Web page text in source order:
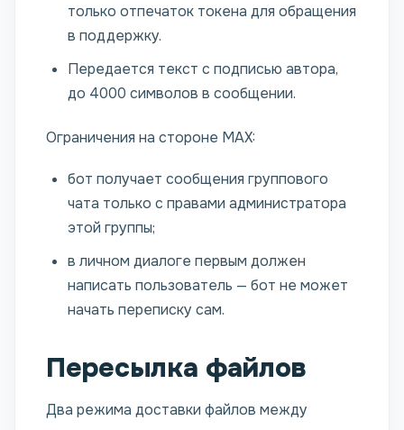
только отпечаток токена для обращения
в поддержку.
Передается текст с подписью автора,
до 4000 символов в сообщении.
Ограничения на стороне MAX:
бот получает сообщения группового
чата только с правами администратора
этой группы;
в личном диалоге первым должен
написать пользователь — бот не может
начать переписку сам.
Пересылка файлов
Два режима доставки файлов между